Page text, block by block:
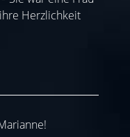
Herzlichkeit